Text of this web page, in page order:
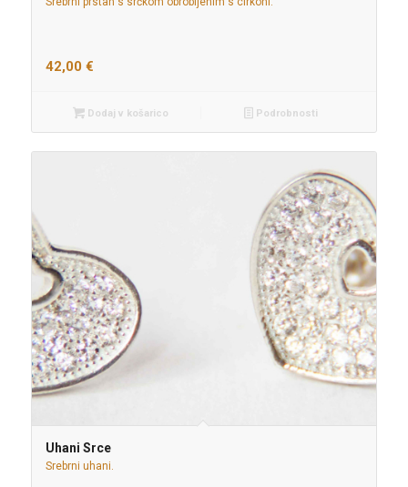
42,00 €
Dodaj v košarico Podrobnosti
Uhani Srce
Srebrni uhani.